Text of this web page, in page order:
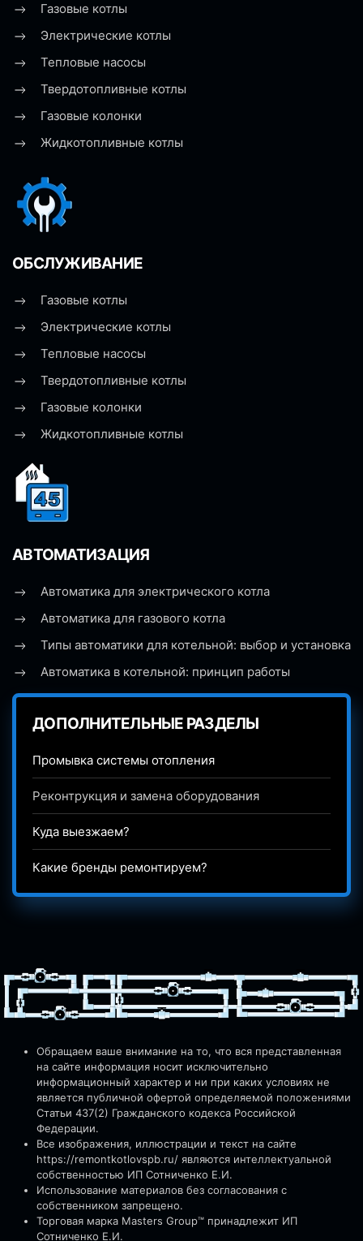
Газовые котлы
Электрические котлы
Тепловые насосы
Твердотопливные котлы
Газовые колонки
Жидкотопливные котлы
ОБСЛУЖИВАНИЕ
Газовые котлы
Электрические котлы
Тепловые насосы
Твердотопливные котлы
Газовые колонки
Жидкотопливные котлы
АВТОМАТИЗАЦИЯ
Автоматика для электрического котла
Автоматика для газового котла
Типы автоматики для котельной: выбор и установка
Автоматика в котельной: принцип работы
ДОПОЛНИТЕЛЬНЫЕ РАЗДЕЛЫ
Промывка системы отопления
Реконтрукция и замена оборудования
Куда выезжаем?
Какие бренды ремонтируем?
Обращаем ваше внимание на то, что вся представленная
на сайте информация носит исключительно
информационный характер и ни при каких условиях не
является публичной офертой определяемой положениями
Статьи 437(2) Гражданского кодекса Российской
Федерации.
Все изображения, иллюстрации и текст на сайте
https://remontkotlovspb.ru/ являются интеллектуальной
собственностью ИП Сотниченко Е.И.
Использование материалов без согласования с
собственником запрещено.
Торговая марка Masters Group™ принадлежит ИП
Сотниченко Е.И.